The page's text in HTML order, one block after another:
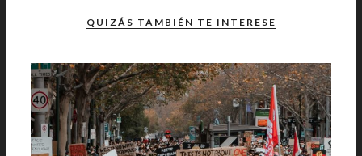
QUIZÁS TAMBIÉN TE INTERESE